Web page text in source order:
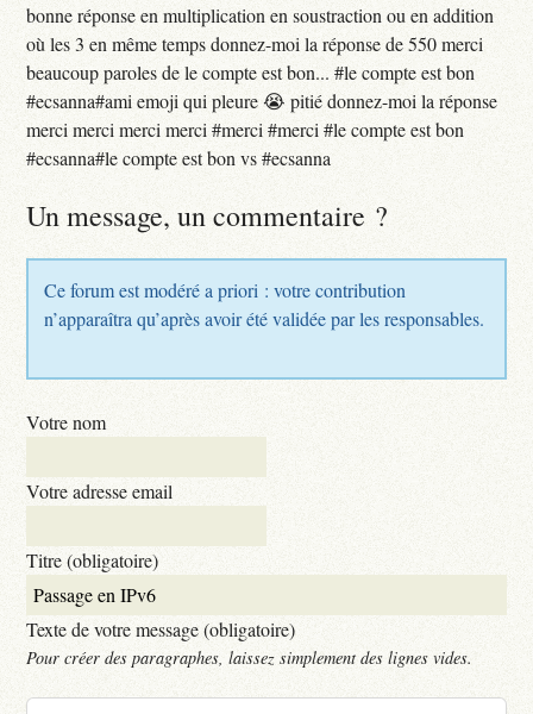
bonne réponse en multiplication en soustraction ou en addition
où les 3 en même temps donnez-moi la réponse de 550 merci
beaucoup paroles de le compte est bon... #le compte est bon
#ecsanna#ami emoji qui pleure 😭 pitié donnez-moi la réponse
merci merci merci merci #merci #merci #le compte est bon
#ecsanna#le compte est bon vs #ecsanna
Un message, un commentaire ?
Ce forum est modéré a priori : votre contribution
n’apparaîtra qu’après avoir été validée par les responsables.
Votre nom
Votre adresse email
Titre (obligatoire)
Texte de votre message (obligatoire)
Pour créer des paragraphes, laissez simplement des lignes vides.